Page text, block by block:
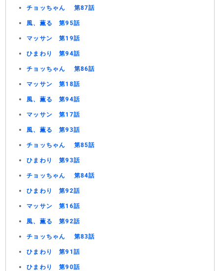
チョッちゃん 第87話
風、薫る 第95話
マッサン 第19話
ひまわり 第94話
チョッちゃん 第86話
マッサン 第18話
風、薫る 第94話
マッサン 第17話
風、薫る 第93話
チョッちゃん 第85話
ひまわり 第93話
チョッちゃん 第84話
ひまわり 第92話
マッサン 第16話
風、薫る 第92話
チョッちゃん 第83話
ひまわり 第91話
ひまわり 第90話